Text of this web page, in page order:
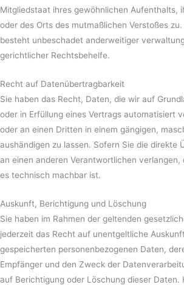
Mitgliedstaat ihres gewöhnlichen Aufenthalts,
oder des Orts des mutmaßlichen Verstoßes
besteht unbeschadet anderweitiger
gerichtlicher Rechtsbehelfe.
Recht auf Daten­übertrag­barkeit
Sie haben das Recht, Daten, die wir auf
oder in Erfüllung eines Vertrags automatisiert
oder an einen Dritten in einem gängigen,
aushändigen zu lassen. Sofern Sie die direkte
an einen anderen Verantwortlichen verlangen,
es technisch machbar ist.
Auskunft, Berichtigung und Löschung
Sie haben im Rahmen der geltenden
jederzeit das Recht auf unentgeltliche
gespeicherten personenbezogenen Daten,
Empfänger und den Zweck der
auf Berichtigung oder Löschung dieser Daten.